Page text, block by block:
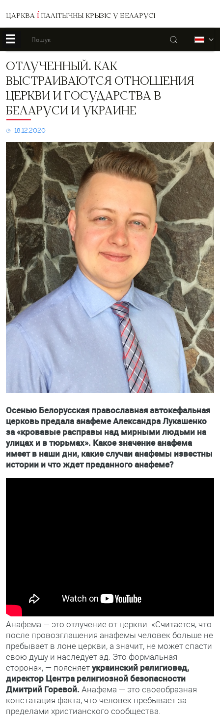
ЦАРКВА І ПАЛІТЫЧНЫ КРЫЗІС У БЕЛАРУСІ
☰ Пошук
Отлученный.
выстраиваются
отношения
церкви
и
государства
в
Украине
ОТЛУЧЕННЫЙ. КАК
ВЫСТРАИВАЮТСЯ ОТНОШЕНИЯ
ЦЕРКВИ И ГОСУДАРСТВА В
БЕЛАРУСИ И УКРАИНЕ
18.12.2020
Осенью Белорусская православная автокефальная
церковь предала анафеме Александра Лукашенко
за «кровавые расправы над мирными людьми на
улицах и в тюрьмах». Какое значение анафема
имеет в наши дни, какие случаи анафемы известны
истории и что ждет преданного анафеме?
Анафема — это отлучение от церкви. «Считается, что
после провозглашения анафемы человек больше не
пребывает в лоне церкви, а значит, не может спасти
свою душу и наследует ад. Это формальная
сторона», — поясняетукраинский религиовед,
директор Центра религиозной безопасности
Дмитрий Горевой. Анафема — это своеобразная
констатация факта, что человек пребывает за
пределами христианского сообщества.